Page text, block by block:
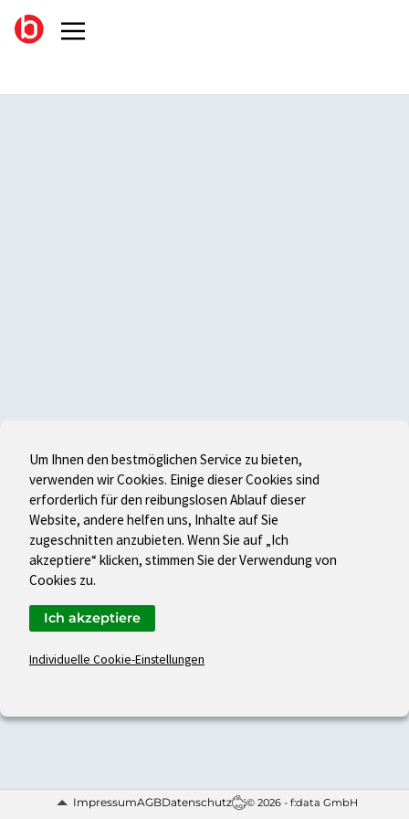
ImpressumAGBDatenschutz © 2026 - f:data GmbH
Um Ihnen den bestmöglichen Service zu bieten,
verwenden wir Cookies. Einige dieser Cookies sind
erforderlich für den reibungslosen Ablauf dieser
Website, andere helfen uns, Inhalte auf Sie
zugeschnitten anzubieten. Wenn Sie auf „Ich
akzeptiere“ klicken, stimmen Sie der Verwendung von
Cookies zu.
Individuelle Cookie-Einstellungen
Ich akzeptiere